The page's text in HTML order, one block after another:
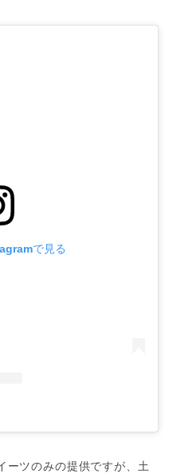
で見る
ーツのみの提供ですが、土